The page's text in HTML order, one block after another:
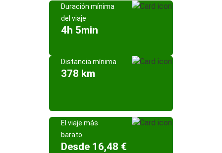
Duración mínima
del viaje
4h 5min
Distancia mínima
378 km
El viaje más
barato
Desde 16,48 €